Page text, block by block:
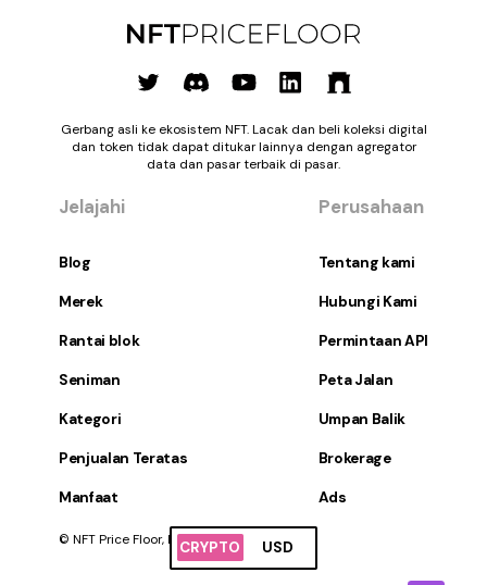
CRYPTO USD
Gerbang asli ke ekosistem NFT. Lacak dan beli koleksi digital
dan token tidak dapat ditukar lainnya dengan agregator
data dan pasar terbaik di pasar.
Jelajahi
Blog
Merek
Rantai blok
Seniman
Kategori
Penjualan Teratas
Manfaat
Perusahaan
Tentang kami
Hubungi Kami
Permintaan API
Peta Jalan
Umpan Balik
Brokerage
Ads
© NFT Price Floor, Inc. Hak Cipta Dilindungi.